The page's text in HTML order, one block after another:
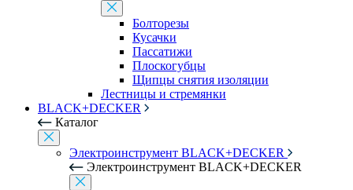
Болторезы
Кусачки
Пассатижи
Плоскогубцы
Щипцы снятия изоляции
Лестницы и стремянки
BLACK+DECKER
Каталог
Электроинструмент BLACK+DECKER
Электроинструмент BLACK+DECKER